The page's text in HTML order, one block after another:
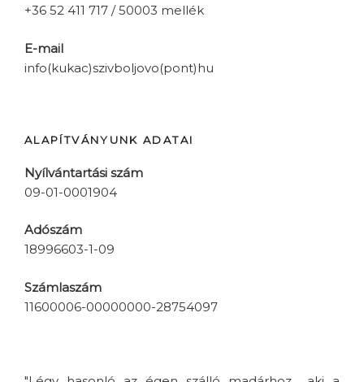
+36 52 411 717 / 50003 mellék
E-mail
info(kukac)szivboljovo(pont)hu
ALAPÍTVÁNYUNK ADATAI
Nyílvántartási szám
09-01-0001904
Adószám
18996603-1-09
Számlaszám
11600006-00000000-28754097